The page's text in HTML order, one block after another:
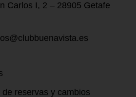
Carlos I, 2 – 28905 Getafe
reservas y cambios